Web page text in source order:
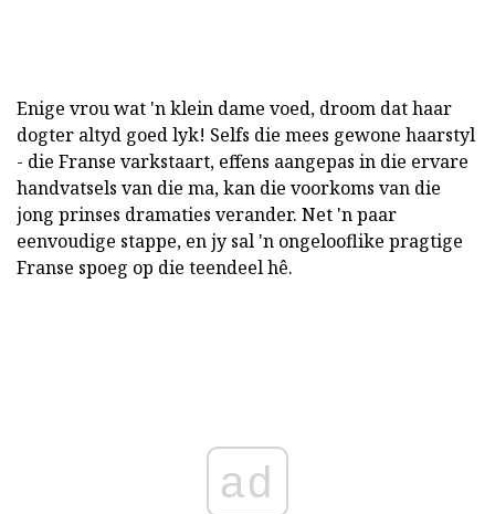
Enige vrou wat 'n klein dame voed, droom dat haar
dogter altyd goed lyk! Selfs die mees gewone haarstyl
- die Franse varkstaart, effens aangepas in die ervare
handvatsels van die ma, kan die voorkoms van die
jong prinses dramaties verander. Net 'n paar
eenvoudige stappe, en jy sal 'n ongelooflike pragtige
Franse spoeg op die teendeel hê.
ad